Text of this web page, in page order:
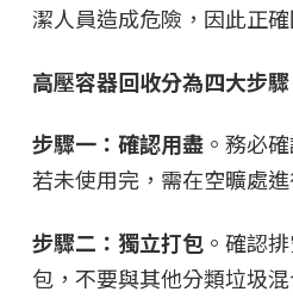
潔人員造成危險，因此正
高壓容器回收分為四大步驟
步驟一：確認用盡。務必
若未使用完，需在空曠處進
步驟二：獨立打包。確認
包，不要與其他分類垃圾混